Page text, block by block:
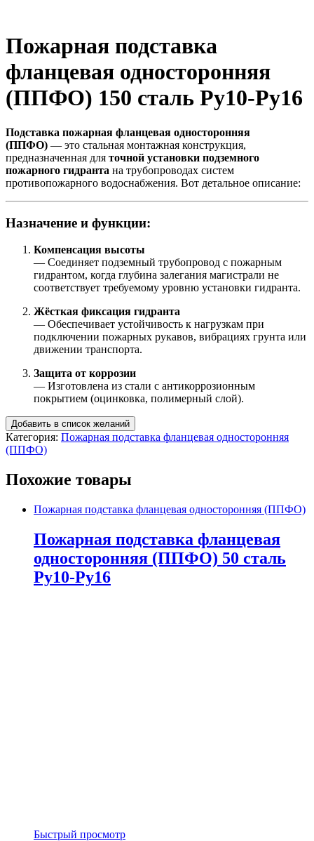
Пожарная подставка
фланцевая односторонняя
(ППФО) 150 сталь Ру10-Ру16
Подставка пожарная фланцевая односторонняя
(ППФО) — это стальная монтажная конструкция,
предназначенная для точной установки подземного
пожарного гидранта на трубопроводах систем
противопожарного водоснабжения. Вот детальное описание:
Назначение и функции:
Компенсация высоты
— Соединяет подземный трубопровод с пожарным
гидрантом, когда глубина залегания магистрали не
соответствует требуемому уровню установки гидранта.
Жёсткая фиксация гидранта
— Обеспечивает устойчивость к нагрузкам при
подключении пожарных рукавов, вибрациях грунта или
движении транспорта.
Защита от коррозии
— Изготовлена из стали с антикоррозионным
покрытием (оцинковка, полимерный слой).
Добавить в список желаний
Категория: Пожарная подставка фланцевая односторонняя
(ППФО)
Похожие товары
Пожарная подставка фланцевая односторонняя (ППФО)
Пожарная подставка фланцевая
односторонняя (ППФО) 50 сталь
Ру10-Ру16
Быстрый просмотр